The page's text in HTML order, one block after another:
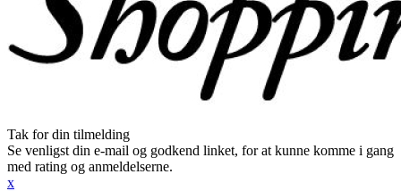
Tak for din tilmelding
Se venligst din e-mail og godkend linket, for at kunne komme i gang
med rating og anmeldelserne.
x